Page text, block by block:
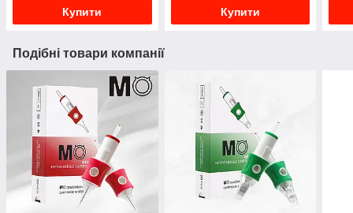
Купити Купити
Подібні товари компанії